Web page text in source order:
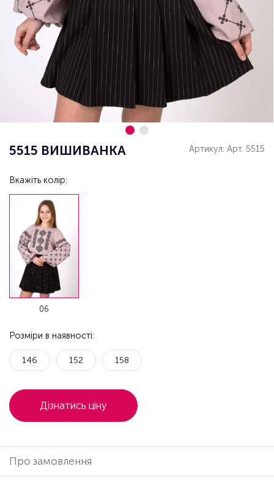
5515 ВИШИВАНКА Артикул: Арт. 5515
Вкажіть колір:
06
Розміри в наявності:
146 152 158
Дізнатись ціну
Про замовлення